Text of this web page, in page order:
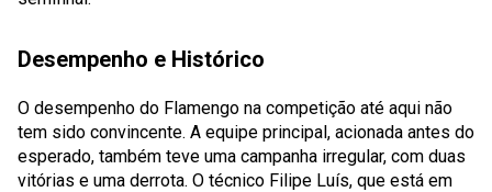
Desempenho e Histórico
O desempenho do Flamengo na competição até aqui não
tem sido convincente. A equipe principal, acionada antes do
esperado, também teve uma campanha irregular, com duas
vitórias e uma derrota. O técnico Filipe Luís, que está em